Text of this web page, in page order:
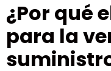
¿Por qué
para la